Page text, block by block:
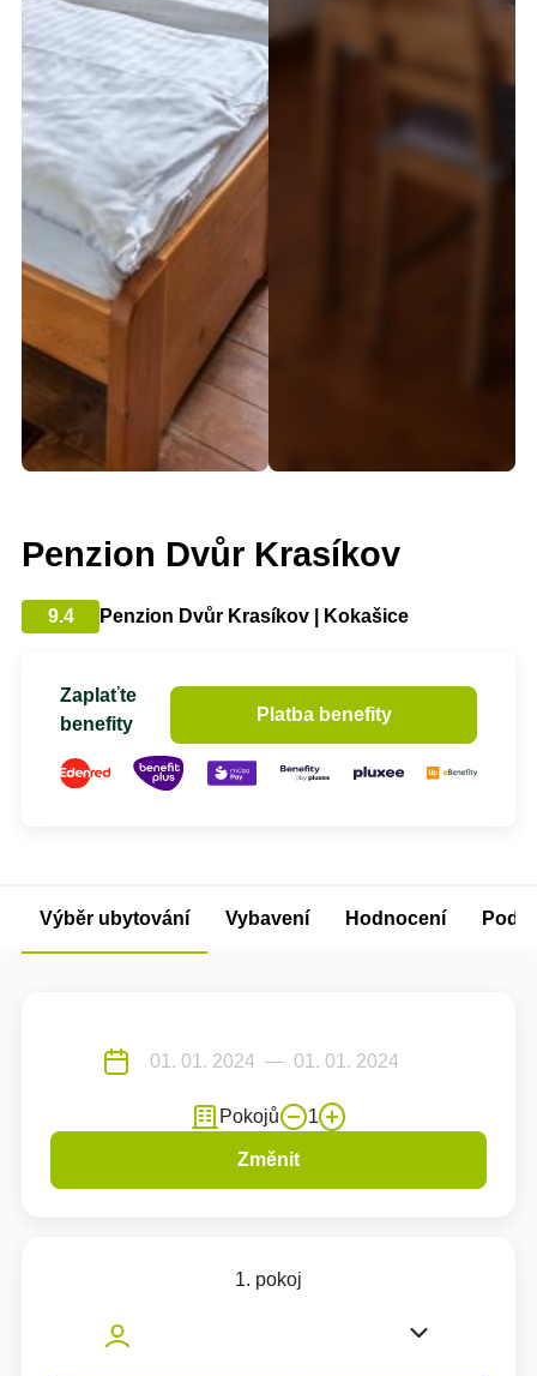
Penzion Dvůr Krasíkov
9.4 Penzion Dvůr Krasíkov | Kokašice
Zaplaťte
benefity
Platba benefity
Výběr ubytování Vybavení Hodnocení
Pokojů 1
Změnit
1. pokoj